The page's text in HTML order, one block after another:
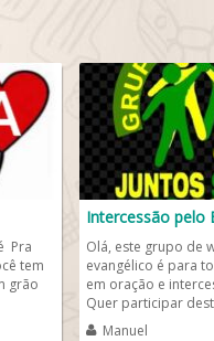
Pra
tem
grão
Intercessão pelo
Olá, este grupo de
evangélico é para
em oração e
Quer participar
ser cristão ou...
Manuel